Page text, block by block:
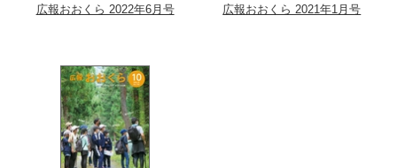
広報おおくら 2022年6月号 広報おおくら 2021年1月号